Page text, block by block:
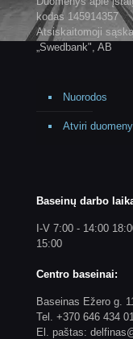
kodas 145914357
Atsiskaitomoji
„Swedbank", AB
Nuorodos
Atviri
Baseinų darbo
I-V 7:00 - 14:00
15:00
Centro baseinai:
Baseinas Ežero g.
Tel. +370 646 434 01
El. paštas: